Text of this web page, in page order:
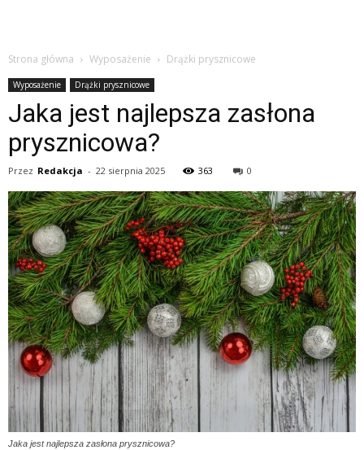
Strona główna Wyposażenie Drążki prysznicowe
Wyposażenie Drążki prysznicowe
Jaka jest najlepsza zasłona
prysznicowa?
Przez Redakcja - 22 sierpnia 2025 363 0
Jaka jest najlepsza zasłona prysznicowa?